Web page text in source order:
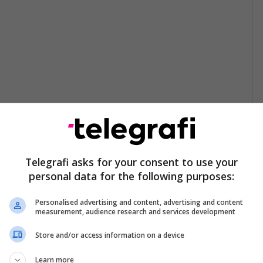
Telegrafi asks for your consent to use your
personal data for the following purposes:
Personalised advertising and content, advertising and content
measurement, audience research and services development
Store and/or access information on a device
Learn more